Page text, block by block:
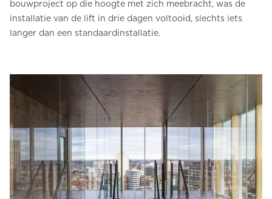
bouwproject op die hoogte met zich meebracht, was de
installatie van de lift in drie dagen voltooid, slechts iets
langer dan een standaardinstallatie.